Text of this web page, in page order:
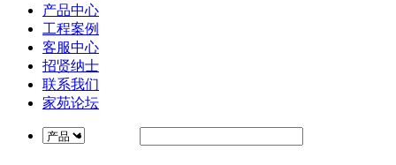
产品中心
工程案例
客服中心
招贤纳士
联系我们
家苑论坛